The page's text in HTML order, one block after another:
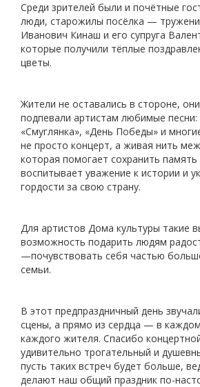
Среди зрителей были и почётные
люди, старожилы посёлка —
Иванович Кинаш и его супруга
которые получили тёплые
цветы.
Жители не оставались в стороне,
подпевали артистам любимые
«Смуглянка», «День Победы» и
не просто концерт, а живая нить
которая помогает сохранить
воспитывает уважение к истории и
гордости за свою страну.
Для артистов Дома культуры такие
возможность подарить людям
—почувствовать себя частью
семьи.
В этот предпраздничный день
сцены, а прямо из сердца — в
каждого жителя. Спасибо
удивительно трогательный и
пусть таких встреч будет больше,
делают наш общий праздник по-